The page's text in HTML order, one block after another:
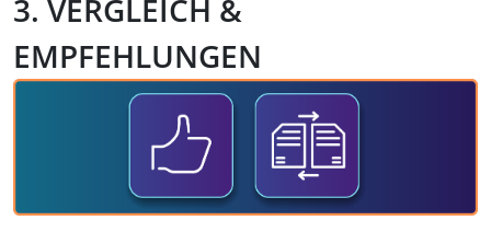
3. VERGLEICH &
EMPFEHLUNGEN